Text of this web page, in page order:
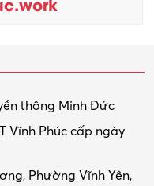
thông Minh Đức
Vĩnh Phúc cấp ngày
Phường Vĩnh Yên,